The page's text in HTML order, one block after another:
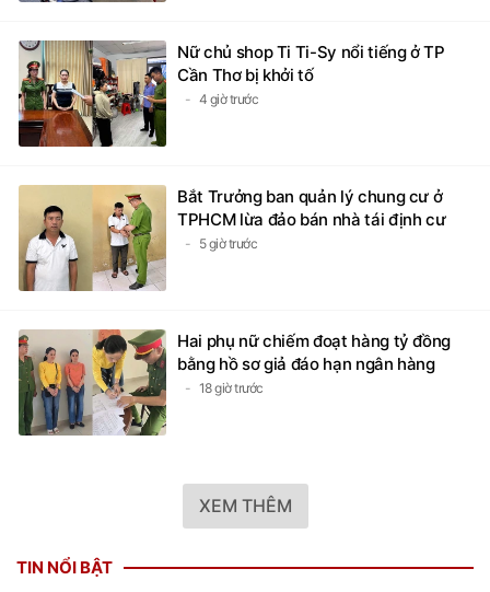
Nữ chủ shop Ti Ti-Sy nổi tiếng ở TP
Cần Thơ bị khởi tố
4 giờ trước
Bắt Trưởng ban quản lý chung cư ở
TPHCM lừa đảo bán nhà tái định cư
5 giờ trước
Hai phụ nữ chiếm đoạt hàng tỷ đồng
bằng hồ sơ giả đáo hạn ngân hàng
18 giờ trước
XEM THÊM
TIN NỔI BẬT